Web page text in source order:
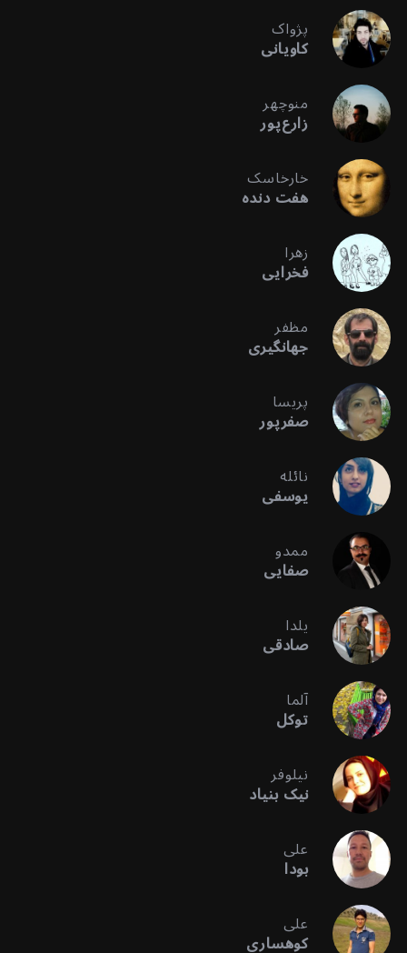
پژواک
کاویانی
منوچهر
زارع‌پور
خارخاسک
هفت دنده
زهرا
فخرایی
مظفر
جهانگیری
پریسا
صفرپور
نائله
یوسفی
ممدو
صفایی
یلدا
صادقی
آلما
توکل
نیلوفر
نیک بنیاد
علی
بودا
علی
کوهساری